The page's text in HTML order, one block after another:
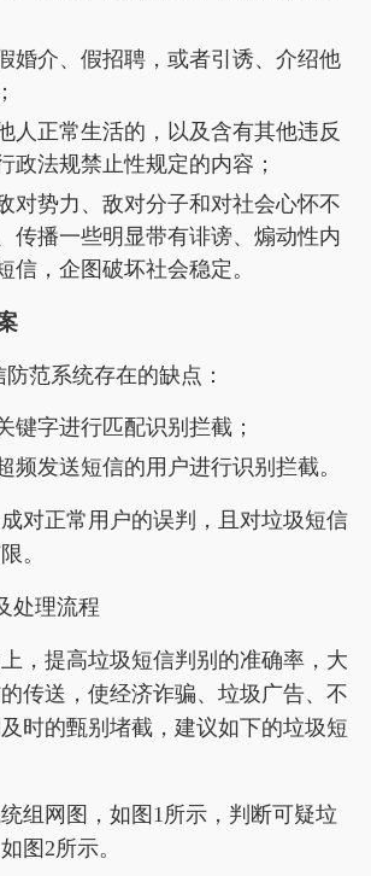
婚介、假招聘，或者引诱、介绍他
人正常生活的，以及含有其他违反
政法规禁止性规定的内容；
对势力、敌对分子和对社会心怀不
传播一些明显带有诽谤、煽动性内
信，企图破坏社会稳定。
范系统存在的缺点：
键字进行匹配识别拦截；
频发送短信的用户进行识别拦截。
对正常用户的误判，且对垃圾短信
。
处理流程
，提高垃圾短信判别的准确率，大
传送，使经济诈骗、垃圾广告、不
时的甄别堵截，建议如下的垃圾短
组网图，如图1所示，判断可疑垃
图2所示。